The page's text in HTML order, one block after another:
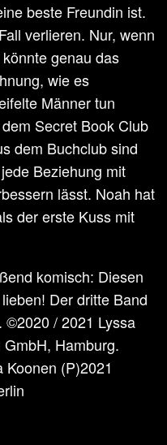
beste Freundin ist.
verlieren. Nur, wenn
genau das
wie es
Männer tun
Secret Book Club
dem Buchclub sind
Beziehung mit
lässt. Noah hat
der erste Kuss mit
komisch: Diesen
Der dritte Band
©2020 / 2021 Lyssa
Hamburg.
(P)2021